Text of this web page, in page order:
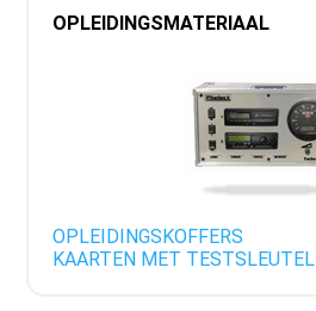
OPLEIDINGSMATERIAAL
OPLEIDINGSKOFFERS
KAARTEN MET TESTSLEUTEL